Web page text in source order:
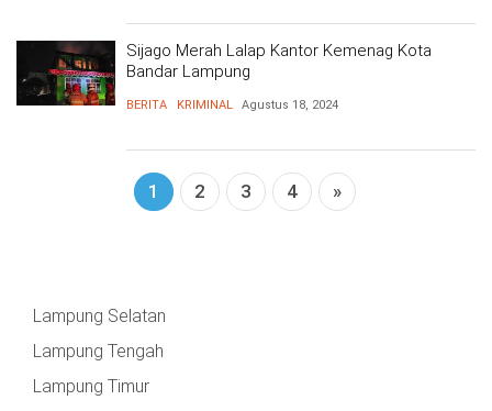
SELATAN
LAMPUNG
LAMPUNG
UTARA
DPRD
TANGGAMUS
DPRD
LAMBAR
Sijago Merah Lalap Kantor Kemenag Kota
Bandar Lampung
BERITA KRIMINAL Agustus 18, 2024
1 2 3 4 »
Lampung Selatan
Lampung Tengah
Lampung Timur